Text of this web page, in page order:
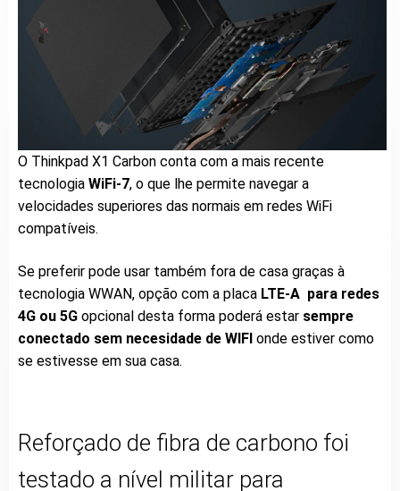
O Thinkpad X1 Carbon conta com a mais recente
tecnologia WiFi-7, o que lhe permite navegar a
velocidades superiores das normais em redes WiFi
compatíveis.
Se preferir pode usar também fora de casa graças à
tecnologia WWAN, opção com a placa LTE-A para redes
4G ou 5G opcional desta forma poderá estar sempre
conectado sem necesidade de WIFI onde estiver como
se estivesse em sua casa.
Reforçado de fibra de carbono foi
testado a nível militar para